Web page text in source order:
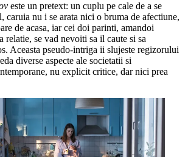
este un pretext: un cuplu pe cale de a se
caruia nu i se arata nici o bruma de afectiune,
de acasa, iar cei doi parinti, amandoi
relatie, se vad nevoiti sa il caute si sa
Aceasta pseudo-intriga ii slujeste regizorului
diverse aspecte ale societatii si
nu explicit critice, dar nici prea